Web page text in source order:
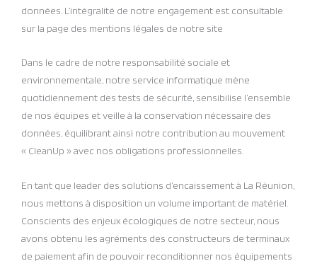
données. L’intégralité de notre engagement est consultable
sur la page des mentions légales de notre site
Dans le cadre de notre responsabilité sociale et
environnementale, notre service informatique mène
quotidiennement des tests de sécurité, sensibilise l’ensemble
de nos équipes et veille à la conservation nécessaire des
données, équilibrant ainsi notre contribution au mouvement
« CleanUp » avec nos obligations professionnelles.
En tant que leader des solutions d’encaissement à La Réunion,
nous mettons à disposition un volume important de matériel.
Conscients des enjeux écologiques de notre secteur, nous
avons obtenu les agréments des constructeurs de terminaux
de paiement afin de pouvoir reconditionner nos équipements